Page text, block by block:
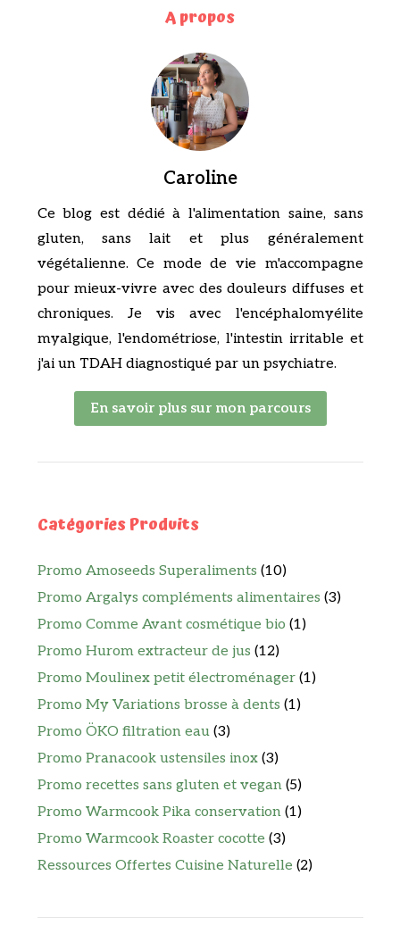
A propos
Caroline
Ce blog est dédié à l'alimentation saine, sans
gluten, sans lait et plus généralement
végétalienne. Ce mode de vie m'accompagne
pour mieux-vivre avec des douleurs diffuses et
chroniques. Je vis avec l'encéphalomyélite
myalgique, l'endométriose, l'intestin irritable et
j'ai un TDAH diagnostiqué par un psychiatre.
En savoir plus sur mon parcours
Catégories Produits
Promo Amoseeds Superaliments (10)
Promo Argalys compléments alimentaires (3)
Promo Comme Avant cosmétique bio (1)
Promo Hurom extracteur de jus (12)
Promo Moulinex petit électroménager (1)
Promo My Variations brosse à dents (1)
Promo ÖKO filtration eau (3)
Promo Pranacook ustensiles inox (3)
Promo recettes sans gluten et vegan (5)
Promo Warmcook Pika conservation (1)
Promo Warmcook Roaster cocotte (3)
Ressources Offertes Cuisine Naturelle (2)